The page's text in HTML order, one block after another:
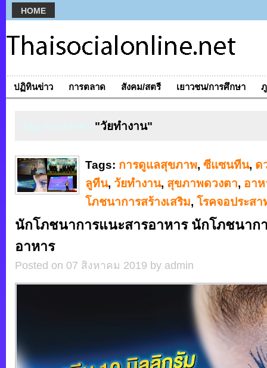
HOME
ปฏิทินข่าว การตลาด สังคม/สตรี เยาวชน/การศึกษา
"วัยทำงาน"
Tags: การดูแลสุขภาพ, ซีแซนทีน, ด
ลูทีน, วัยทำงาน, สุขภาพดวงตา, อาห
โภชนาการสร้างเสริม, โรคจอประส
นักโภชนาการแนะสารอาหาร นักโภชนาก
อาหาร
Posted on 07 สิงหาคม 2019 by admin